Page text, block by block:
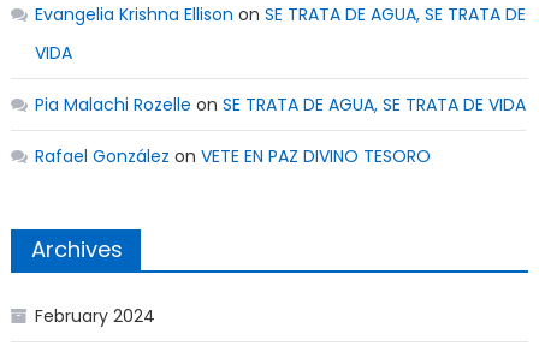
Evangelia Krishna Ellison on SE TRATA DE AGUA, SE TRATA DE
VIDA
Pia Malachi Rozelle on SE TRATA DE AGUA, SE TRATA DE VIDA
Rafael González on VETE EN PAZ DIVINO TESORO
Archives
February 2024